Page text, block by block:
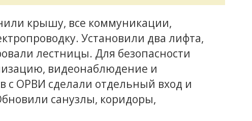
крышу, все коммуникации,
Установили два лифта,
лестницы. Для безопасности
видеонаблюдение и
с ОРВИ сделали отдельный вход и
санузлы, коридоры,